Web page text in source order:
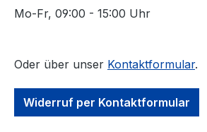
Mo-Fr, 09:00 - 15:00 Uhr
Oder über unser Kontaktformular.
Widerruf per Kontaktformular